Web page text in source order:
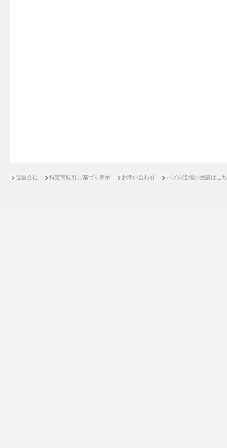
運営会社 特定商取引に基づく表示 お問い合わせ パズル道場の受講はこ